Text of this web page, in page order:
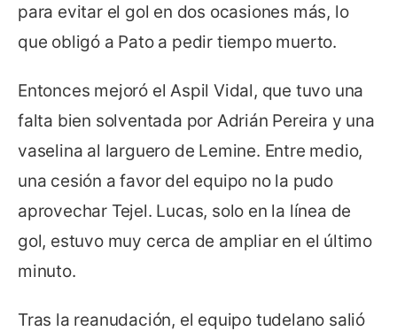
para evitar el gol en dos ocasiones más, lo
que obligó a Pato a pedir tiempo muerto.
Entonces mejoró el Aspil Vidal, que tuvo una
falta bien solventada por Adrián Pereira y una
vaselina al larguero de Lemine. Entre medio,
una cesión a favor del equipo no la pudo
aprovechar Tejel. Lucas, solo en la línea de
gol, estuvo muy cerca de ampliar en el último
minuto.
Tras la reanudación, el equipo tudelano salió